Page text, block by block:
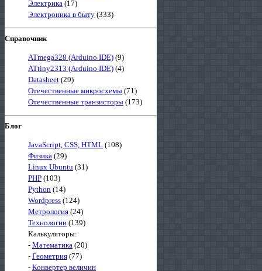
Электрика (17)
Электроника в быту (333)
Справочник
ATmega328 (Arduino IDE) (9)
ATtiny2313 (Arduino IDE) (4)
Datasheet (29)
Отечественные микросхемы (71)
Отечественные транзисторы (173)
Блог
JavaScript, CSS, HTML (108)
Физика (29)
Linux Ubuntu (31)
PHP (103)
Python (14)
Wordpress (124)
Метрология (24)
Технологии (139)
Калькуляторы:
- Математика (20)
- Геометрия (77)
- Конвертер величин